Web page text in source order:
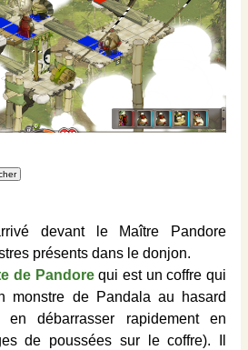
devant le Maître Pandore
présents dans le donjon.
de Pandorequi est un coffre qui
monstre de Pandala au hasard
débarrasser rapidement en
de poussées sur le coffre). Il